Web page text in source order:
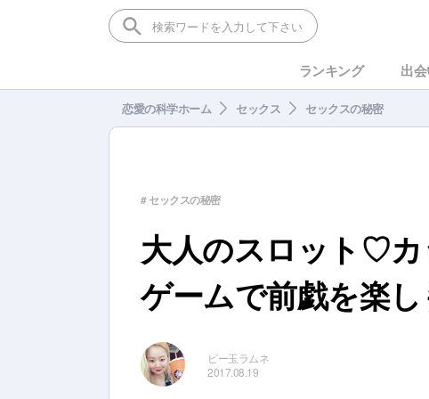
ランキング 出
恋愛の科学ホーム セックス セックスの秘密
# セックスの秘密
大人のスロット♡
ゲームで前戯を楽し
ビー玉ラムネ
2017.08.19